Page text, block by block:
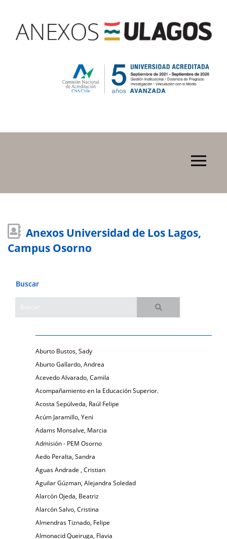
Anexos Universidad de Los Lagos,
Campus Osorno
Buscar
Aburto Bustos, Sady
Aburto Gallardo, Andrea
Acevedo Alvarado, Camila
Acompañamiento en la Educación Superior.
Acosta Sepúlveda, Raúl Felipe
Acúm Jaramillo, Yeni
Adams Monsalve, Marcia
Admisión - PEM Osorno
Aedo Peralta, Sandra
Aguas Andrade , Cristian
Aguilar Gúzman, Alejandra Soledad
Alarcón Ojeda, Beatriz
Alarcón Salvo, Cristina
Almendras Tiznado, Felipe
Almonacid Queiruga, Flavia